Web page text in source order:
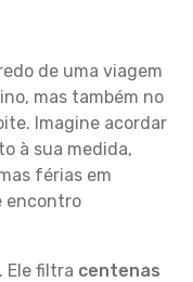
de uma viagem
mas também no
Imagine acordar
à sua medida,
férias em
encontro
Ele filtra centenas